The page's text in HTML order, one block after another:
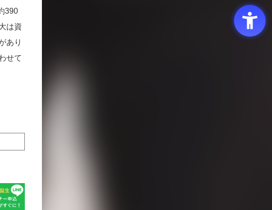
390
は資
あり
せて